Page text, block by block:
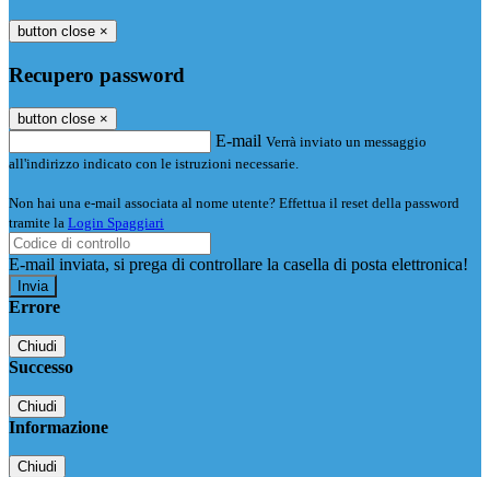
button close ×
Recupero password
button close ×
E-mail Verrà inviato un messaggio
all'indirizzo indicato con le istruzioni necessarie.
Non hai una e-mail associata al nome utente? Effettua il reset della password
tramite la Login Spaggiari
E-mail inviata, si prega di controllare la casella di posta elettronica!
Errore
Chiudi
Successo
Chiudi
Informazione
Chiudi